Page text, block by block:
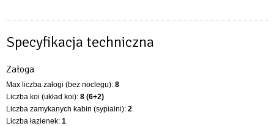
Specyfikacja techniczna
Załoga
Max liczba załogi (bez noclegu): 8
Liczba koi (układ koi): 8 (6+2)
Liczba zamykanych kabin (sypialni): 2
Liczba łazienek: 1